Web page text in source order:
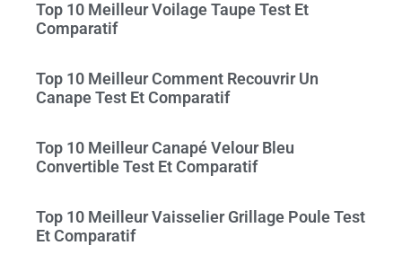
Top 10 Meilleur Voilage Taupe Test Et
Comparatif
Top 10 Meilleur Comment Recouvrir Un
Canape Test Et Comparatif
Top 10 Meilleur Canapé Velour Bleu
Convertible Test Et Comparatif
Top 10 Meilleur Vaisselier Grillage Poule Test
Et Comparatif